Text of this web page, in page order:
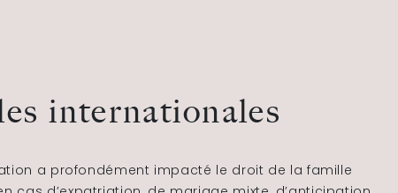
internationales
a profondément impacté le droit de la famille